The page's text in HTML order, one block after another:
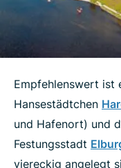
Empfehlenswert ist
Hansestädtchen
und Hafenort) und
Festungsstadt
viereckig angelegt